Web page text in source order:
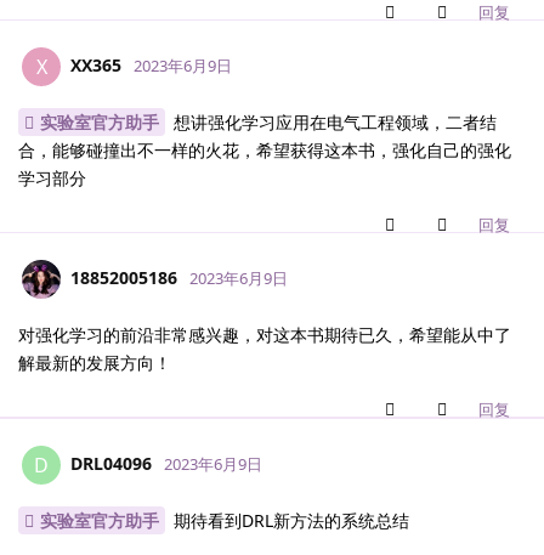
回复
X XX365 2023年6月9日
实验室官方助手
想讲强化学习应用在电气工程领域，二者结
合，能够碰撞出不一样的火花，希望获得这本书，强化自己的强化
学习部分
回复
18852005186 2023年6月9日
对强化学习的前沿非常感兴趣，对这本书期待已久，希望能从中了
解最新的发展方向！
回复
D DRL04096 2023年6月9日
实验室官方助手 期待看到DRL新方法的系统总结